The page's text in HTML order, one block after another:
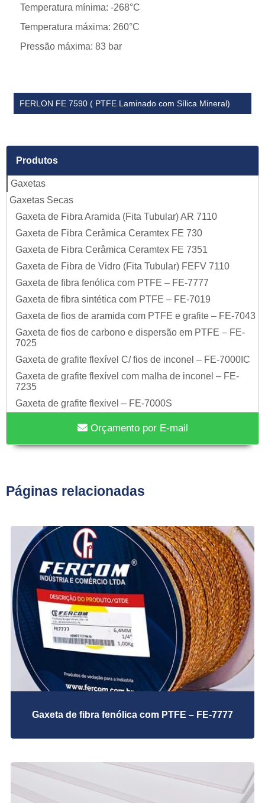
Temperatura mínima: -268°C
Temperatura máxima: 260°C
Pressão máxima: 83 bar
FERLON FE 7590 ( PTFE Laminado com Sílica Mineral)
Produtos
Gaxetas
Gaxetas Secas
Gaxeta de Fibra Aramida (Fita Tubular) AR 7110
Gaxeta de Fibra Cerâmica Ceramtex FE 730
Gaxeta de Fibra Cerâmica Ceramtex FE 7351
Gaxeta de Fibra de Vidro (Fita Tubular) FEFV 7110
Gaxeta de fibra fenólica com PTFE – FE-7777
Gaxeta de fibra sintética com PTFE – FE-7019
Gaxeta de fios de aramida com PTFE e grafite – FE-7043
Gaxeta de fios de carbono e dispersão em PTFE – FE-
7025
Gaxeta de grafite flexível C/ fios de inconel – FE-7000IC
Gaxeta de grafite flexível com malha de inconel – FE-
7235
Gaxeta de grafite flexivel – FE-7000S
Gaxeta de PTFE Expandido com Grafite – FERCOM FE-
Isolação Térmica
Fita de Aramida - FEAR 7091A - FEAR 7091B
Fita de Aramida-FEAR 7517
Fita de Fibra de Vidro - FE- 701 - FE 751
Fita Fibra de Ceramica - FE 720 - FE 730
CERAMTEX FE7600 3 mm
TECIDO ARAMIDA – FERAMTEX AR100
Tecido de Fibra Cerâmica Ceramtex FE 7200
Tecido de Sílica – FERCOMFLEX® 710 e
FERCOMFLEX® High Temp
Tecido Fibra de Vidro – ISOGLASS FE7600
Tecido Fibra de Vidro
Anéis RTJ
FE 711
FE 713M
Orçamento por E-mail
Páginas relacionadas
Gaxeta de fibra fenólica com PTFE – FE-7777